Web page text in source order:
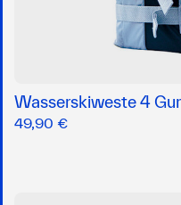
Wasserskiweste 4
49,90 €